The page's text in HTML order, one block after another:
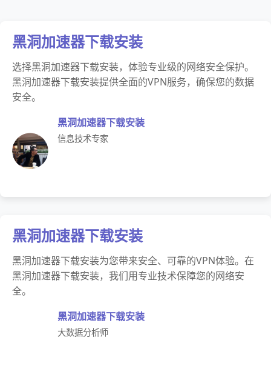
黑洞加速器下载安装
选择黑洞加速器下载安装，体验专业级的网络安全保护。
黑洞加速器下载安装提供全面的VPN服务，确保您的数据
安全。
黑洞加速器下载安装
信息技术专家
黑洞加速器下载安装
黑洞加速器下载安装为您带来安全、可靠的VPN体验。在
黑洞加速器下载安装，我们用专业技术保障您的网络安
全。
黑洞加速器下载安装
大数据分析师